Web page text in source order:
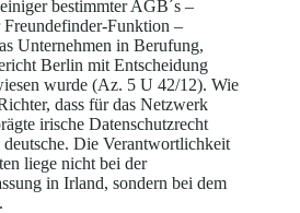
bestimmter AGB´s –
Freundefinder-Funktion –
Unternehmen in Berufung,
Berlin mit Entscheidung
wurde (Az. 5 U 42/12). Wie
dass für das Netzwerk
irische Datenschutzrecht
deutsche. Die Verantwortlichkeit
liege nicht bei der
in Irland, sondern bei dem